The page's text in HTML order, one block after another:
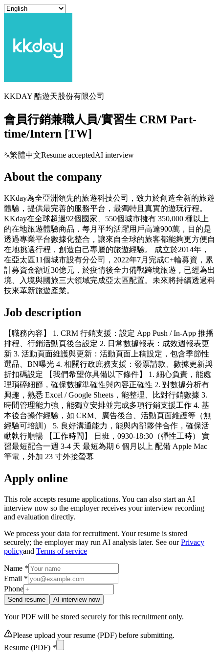
KKDAY 酷遊天股份有限公司
會員行銷兼職人員/實習生 CRM Part-
time/Intern [TW]
繁體中文Resume acceptedAI interview
About the company
KKday為全亞洲領先的旅遊科技公司，致力於創造全新的旅遊
體驗，提供最完善的服務平台，最獨特且真實的遊玩行程。
KKday在全球超過92個國家、550個城市擁有 350,000 種以上
的在地旅遊體驗商品，每月平均活躍用戶高達900萬，目的是
透過專業平台數據化整合，讓來自全球的旅客都能夠更方便自
在地挑選行程，創造自己專屬的旅遊經驗。 成立於2014年，
在亞太區11個城市設有分公司，2022年7月完成C+輪募資，累
計募資金額近30億元，於疫情後全力備戰跨境旅遊，已經為出
境、入境與國旅三大領域完成亞太區配置。未來將持續透過科
技來革新旅遊產業。
Job description
【職務內容】 1. CRM 行銷支援：設定 App Push / In-App 推播
排程、行銷活動頁後台設定 2. 日常數據報表：成效週報表更
新 3. 活動頁面維護與更新：活動頁面上稿設定，包含季節性
選品、BN曝光 4. 相關行政庶務支援：發票請款、數據更新與
折扣碼設定 【我們希望你具備以下條件】 1. 細心負責，能處
理瑣碎細節，確保數據準確性與內容正確性 2. 對數據分析有
興趣，熟悉 Excel / Google Sheets，能整理、比對行銷數據 3.
時間管理能力強，能獨立安排並完成多項行銷支援工作 4. 基
本後台操作經驗，如 CRM、廣告後台、活動頁面維護等（無
經驗可培訓） 5. 良好溝通能力，能與內部夥伴合作，確保活
動執行順暢 【工作時間】 日班，0930-18:30（彈性工時） 實
習最短配合一週 3-4 天 最短為期 6 個月以上 配備 Apple Mac
筆電，外加 23 寸外接螢幕
Apply online
This role accepts resume applications. You can also start an AI
interview now so the employer receives your interview recording
and evaluation directly.
We process your data for recruitment. Your resume is stored
securely; the employer may run AI analysis later. See our Privacy
policyand Terms of service
Name *
Email *
Phone
Send resume AI interview now
Your PDF will be stored securely for this recruitment only.
Please upload your resume (PDF) before submitting.
Resume (PDF) *